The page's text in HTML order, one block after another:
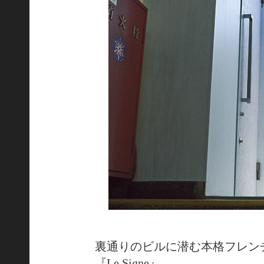
裏通りのビルに潜む本格フレン